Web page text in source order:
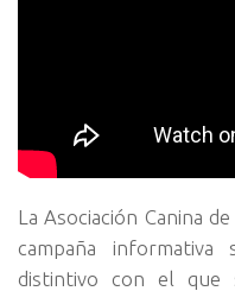
La Asociación Canina
campaña
distintivo con el que